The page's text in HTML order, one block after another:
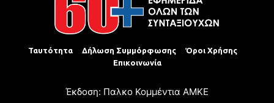
Ταυτότητα Δήλωση Συμμόρφωσης
Όροι Χρήσης
Επικοινωνία
Έκδοση: Παλκο Κομμέντια ΑΜΚΕ